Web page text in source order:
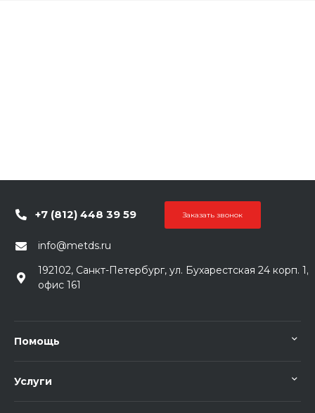
+7 (812) 448 39 59 Заказать звонок
info@metds.ru
192102, Санкт-Петербург, ул. Бухарестская 24 корп. 1,
офис 161
Помощь
Услуги